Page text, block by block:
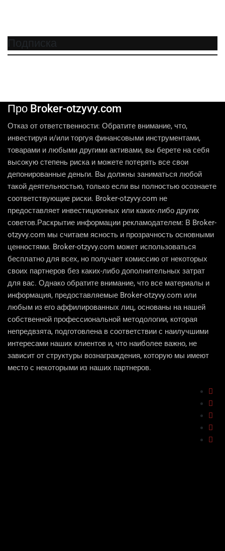
Подписка
Про Broker-otzyvy.com
Отказ от ответственности: Обратите внимание, что,
инвестируя и/или торгуя финансовыми инструментами,
товарами и любыми другими активами, вы берете на себя
высокую степень риска и можете потерять все свои
депонированные деньги. Вы должны заниматься любой
такой деятельностью, только если вы полностью осознаете
соответствующие риски. Broker-otzyvy.com не
предоставляет инвестиционных или каких-либо других
советов.Раскрытие информации рекламодателем: В Broker-
otzyvy.com мы считаем ясность и прозрачность основными
ценностями. Broker-otzyvy.com может использоваться
бесплатно для всех, но получает комиссию от некоторых
своих партнеров без каких-либо дополнительных затрат
для вас. Однако обратите внимание, что все материалы и
информация, предоставляемые Broker-otzyvy.com или
любым из его аффилированных лиц, основаны на нашей
собственной профессиональной методологии, которая
непредвзята, подготовлена ​​в соответствии с наилучшими
интересами наших клиентов и, что наиболее важно, не
зависит от структуры вознаграждения, которую мы имеют
место с некоторыми из наших партнеров.